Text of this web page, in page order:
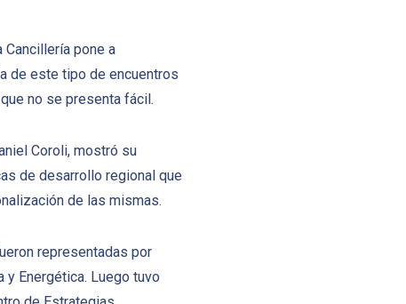
pone a
de este tipo de encuentros
no se presenta fácil.
Coroli, mostró su
de desarrollo regional que
de las mismas.
representadas por
Energética. Luego tuvo